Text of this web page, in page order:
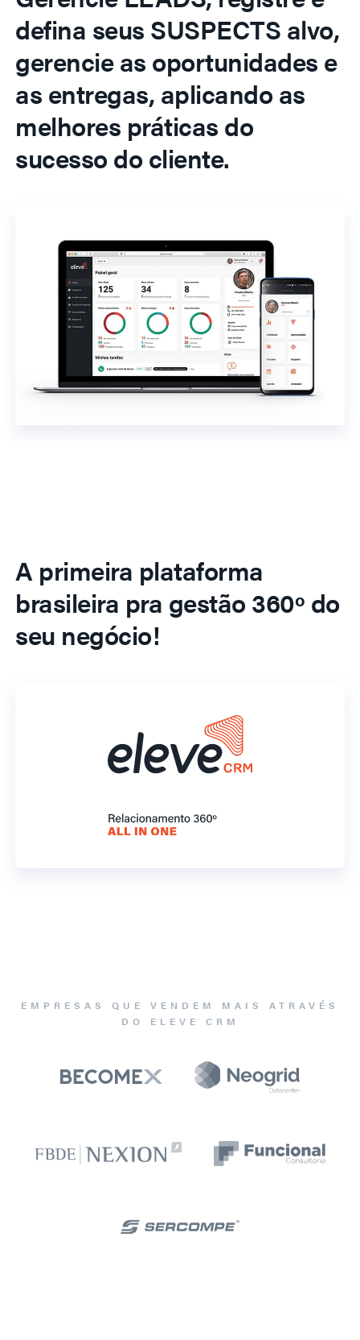
defina seus SUSPECTS alvo,
gerencie as oportunidades e
as entregas, aplicando as
melhores práticas do
sucesso do cliente.
A primeira plataforma
brasileira pra gestão 360º do
seu negócio!
EMPRESAS QUE VENDEM MAIS ATRAVÉS
DO ELEVE CRM